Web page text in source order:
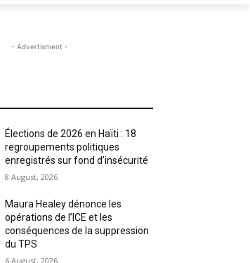
- Advertisment -
Élections de 2026 en Haïti : 18
regroupements politiques
enregistrés sur fond d’insécurité
8 August, 2026
Maura Healey dénonce les
opérations de l’ICE et les
conséquences de la suppression
du TPS
6 August, 2026